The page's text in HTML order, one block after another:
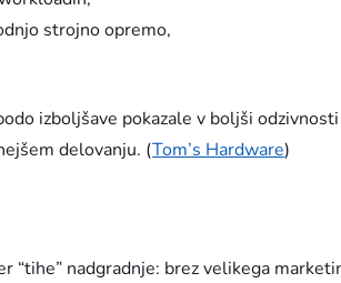
strojno opremo,
izboljšave pokazale v boljši
delovanju. (Tom’s Hardware)
“tihe” nadgradnje: brez velikega